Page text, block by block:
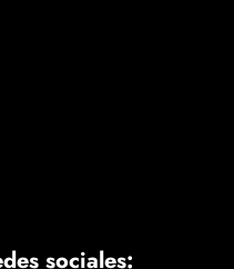
sociales: